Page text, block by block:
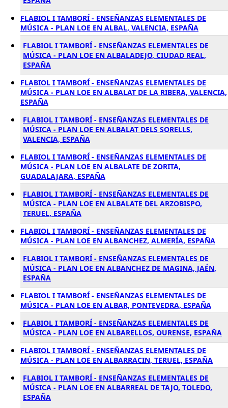
FLABIOL I TAMBORÍ - ENSEÑANZAS ELEMENTALES DE
MÚSICA - PLAN LOE EN ALBAL, VALENCIA, ESPAÑA
FLABIOL I TAMBORÍ - ENSEÑANZAS ELEMENTALES DE
MÚSICA - PLAN LOE EN ALBALADEJO, CIUDAD REAL,
ESPAÑA
FLABIOL I TAMBORÍ - ENSEÑANZAS ELEMENTALES DE
MÚSICA - PLAN LOE EN ALBALAT DE LA RIBERA, VALENCIA,
ESPAÑA
FLABIOL I TAMBORÍ - ENSEÑANZAS ELEMENTALES DE
MÚSICA - PLAN LOE EN ALBALAT DELS SORELLS,
VALENCIA, ESPAÑA
FLABIOL I TAMBORÍ - ENSEÑANZAS ELEMENTALES DE
MÚSICA - PLAN LOE EN ALBALATE DE ZORITA,
GUADALAJARA, ESPAÑA
FLABIOL I TAMBORÍ - ENSEÑANZAS ELEMENTALES DE
MÚSICA - PLAN LOE EN ALBALATE DEL ARZOBISPO,
TERUEL, ESPAÑA
FLABIOL I TAMBORÍ - ENSEÑANZAS ELEMENTALES DE
MÚSICA - PLAN LOE EN ALBANCHEZ, ALMERÍA, ESPAÑA
FLABIOL I TAMBORÍ - ENSEÑANZAS ELEMENTALES DE
MÚSICA - PLAN LOE EN ALBANCHEZ DE MAGINA, JAÉN,
ESPAÑA
FLABIOL I TAMBORÍ - ENSEÑANZAS ELEMENTALES DE
MÚSICA - PLAN LOE EN ALBAR, PONTEVEDRA, ESPAÑA
FLABIOL I TAMBORÍ - ENSEÑANZAS ELEMENTALES DE
MÚSICA - PLAN LOE EN ALBARELLOS, OURENSE, ESPAÑA
FLABIOL I TAMBORÍ - ENSEÑANZAS ELEMENTALES DE
MÚSICA - PLAN LOE EN ALBARRACIN, TERUEL, ESPAÑA
FLABIOL I TAMBORÍ - ENSEÑANZAS ELEMENTALES DE
MÚSICA - PLAN LOE EN ALBARREAL DE TAJO, TOLEDO,
ESPAÑA